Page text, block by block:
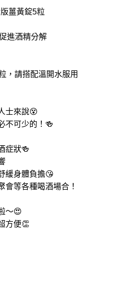
薑黃錠5粒
進酒精分解
，請搭配溫開水服用
士來說😵
不可少的！🍻
症狀🍻
緩身體負擔😘
會等各種喝酒場合！
～😍
方便👏